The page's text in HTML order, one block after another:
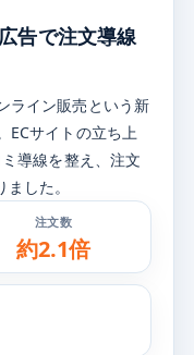
告で注文導線
ライン販売という新
ECサイトの立ち上
導線を整え、注文
した。
注文数
約2.1倍